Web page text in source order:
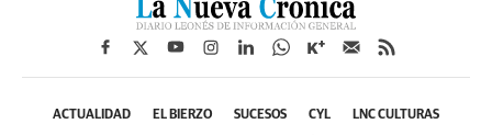
ACTUALIDAD EL BIERZO SUCESOS CYL LNC CULTURAS